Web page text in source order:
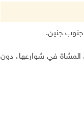
في شوارعها، دون